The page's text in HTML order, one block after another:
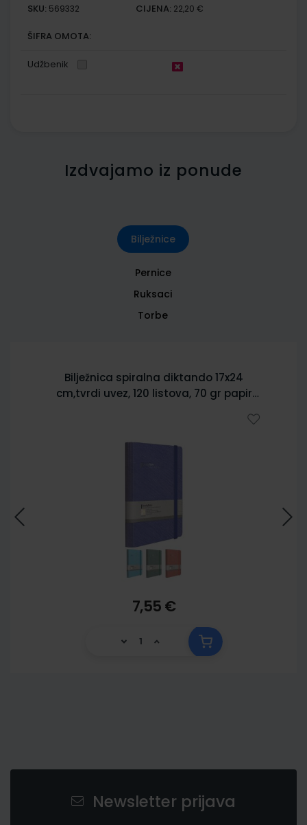
SKU: 569332 CIJENA: 22,20 €
ŠIFRA OMOTA:
Udžbenik
Izdvajamo iz ponude
Bilježnice
Pernice
Ruksaci
Torbe
Bilježnica spiralna diktando 17x24
cm,tvrdi uvez, 120 listova, 70 gr papir
7,55 €
Newsletter prijava